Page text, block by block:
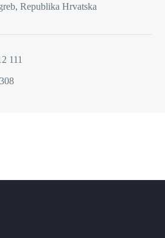
Republika Hrvatska
111